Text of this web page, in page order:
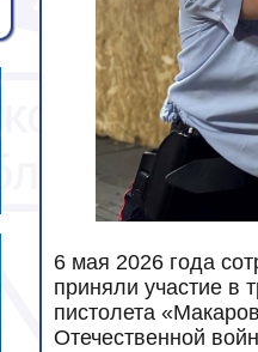
6 мая 2026 года
приняли участие в
пистолета
Отечественной